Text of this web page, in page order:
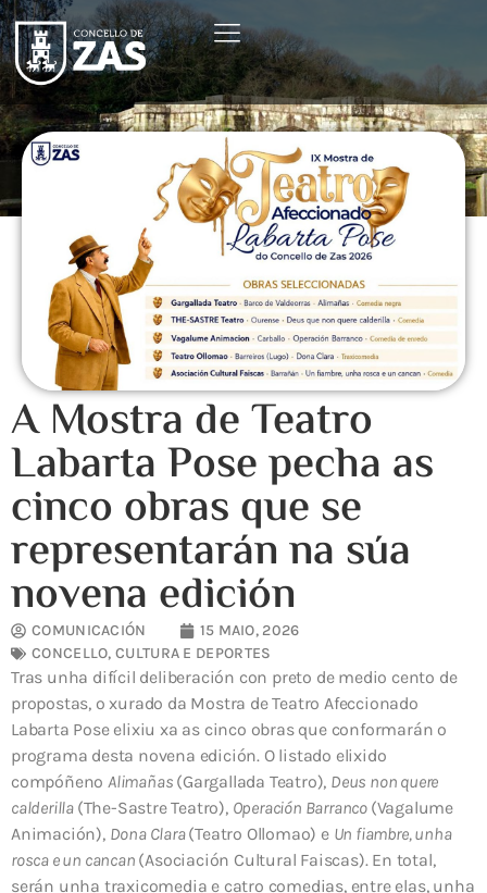
A Mostra de Teatro
Labarta Pose pecha as
cinco obras que se
representarán na súa
novena edición
COMUNICACIÓN
15 MAIO, 2026
CONCELLO,CULTURA E DEPORTES
Tras unha difícil deliberación con preto de medio cento de
propostas, o xurado da Mostra de Teatro Afeccionado
Labarta Pose elixiu xa as cinco obras que conformarán o
programa desta novena edición. O listado elixido
compóñenoAlimañas (Gargallada Teatro), Deus non quere
calderilla (The-Sastre Teatro), Operación Barranco (Vagalume
Animación), Dona Clara(Teatro Ollomao) e Un fiambre, unha
rosca e un cancan (Asociación Cultural Faiscas). En total,
serán unha traxicomedia e catro comedias, entre elas, unha